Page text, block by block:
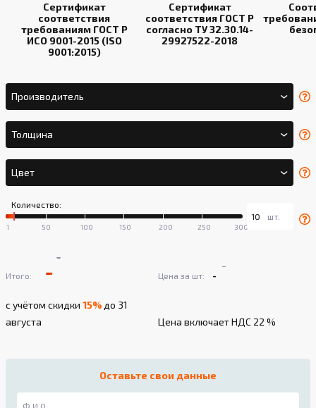
Сертификат
соответствия
требованиям ГОСТ Р
ИСО 9001-2015 (ISO
9001:2015)
Сертификат
соответствия ГОСТ Р
согласно ТУ 32.30.14-
29927522-2018
Производитель
Толщина
Цвет
Количество:
Итого: -
-
с учётом скидки 15%до 31
августа
Цена за шт: -
-
Цена включает НДС 22 %
Оставьте свои данные